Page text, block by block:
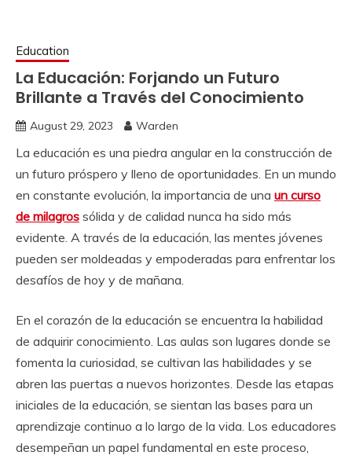
Education
La Educación: Forjando un Futuro
Brillante a Través del Conocimiento
August 29, 2023 Warden
La educación es una piedra angular en la construcción de
un futuro próspero y lleno de oportunidades. En un mundo
en constante evolución, la importancia de una un curso
de milagros sólida y de calidad nunca ha sido más
evidente. A través de la educación, las mentes jóvenes
pueden ser moldeadas y empoderadas para enfrentar los
desafíos de hoy y de mañana.
En el corazón de la educación se encuentra la habilidad
de adquirir conocimiento. Las aulas son lugares donde se
fomenta la curiosidad, se cultivan las habilidades y se
abren las puertas a nuevos horizontes. Desde las etapas
iniciales de la educación, se sientan las bases para un
aprendizaje continuo a lo largo de la vida. Los educadores
desempeñan un papel fundamental en este proceso,